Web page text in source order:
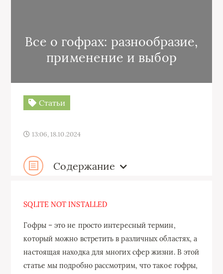
Все о гофрах: разнообразие,
применение и выбор
Статьи
13:06, 18.10.2024
Содержание
SQLITE NOT INSTALLED
Гофры – это не просто интересный термин,
который можно встретить в различных областях, а
настоящая находка для многих сфер жизни. В этой
статье мы подробно рассмотрим, что такое гофры,